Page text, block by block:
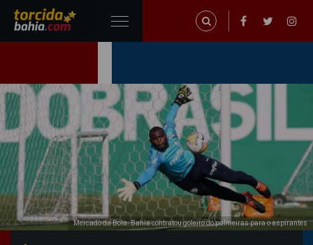
Mercado da Bola. Bahia contratou goleiro do palmeiras para o aspirantes